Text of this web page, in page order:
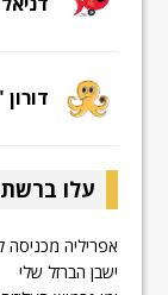
עלו ברשת
אפריליה מכניסה
ישבן הברזל שלי